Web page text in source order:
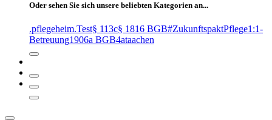
Oder sehen Sie sich unsere beliebten Kategorien an...
.pflegeheim.Test§ 113c§ 1816 BGB#ZukunftspaktPflege1:1-
Betreuung1906a BGB4ataachen